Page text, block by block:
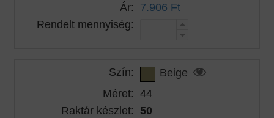
Ár: 7.906 Ft
Rendelt mennyiség:
Szín:
Beige
Méret: 44
Raktár készlet: 50